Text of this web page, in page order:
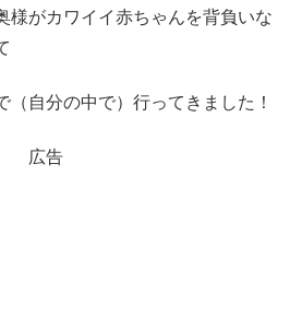
様がカワイイ赤ちゃんを背負いな
（自分の中で）行ってきました！
広告